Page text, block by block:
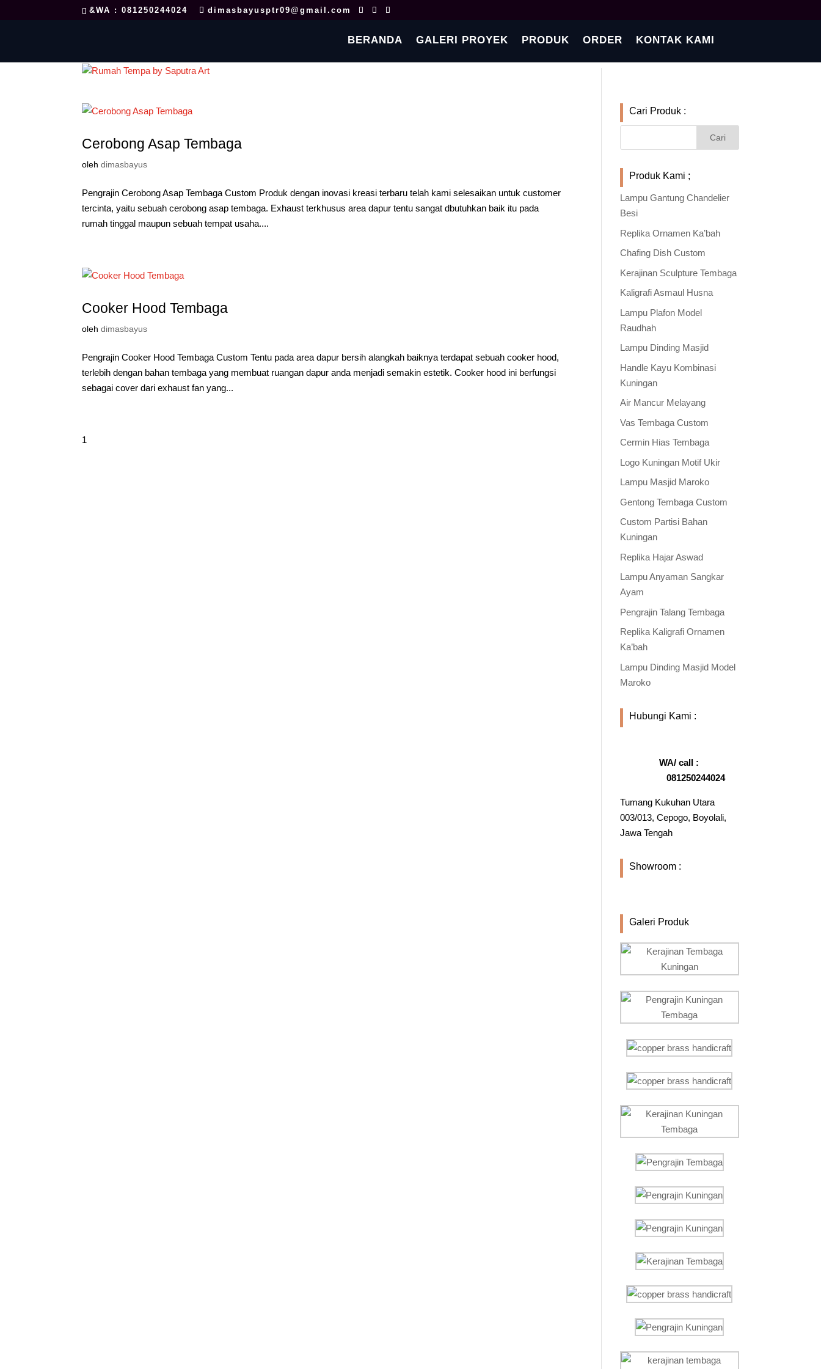
&WA : 081250244024 dimasbayusptr09@gmail.com
BERANDA GALERI PROYEK PRODUK ORDER KONTAK KAMI
Cerobong Asap Tembaga
olehdimasbayus
Pengrajin Cerobong Asap Tembaga Custom Produk dengan inovasi kreasi terbaru telah kami selesaikan untuk customer
tercinta, yaitu sebuah cerobong asap tembaga. Exhaust terkhusus area dapur tentu sangat dbutuhkan baik itu pada
rumah tinggal maupun sebuah tempat usaha....
Cooker Hood Tembaga
olehdimasbayus
Pengrajin Cooker Hood Tembaga Custom Tentu pada area dapur bersih alangkah baiknya terdapat sebuah cooker hood,
terlebih dengan bahan tembaga yang membuat ruangan dapur anda menjadi semakin estetik. Cooker hood ini berfungsi
sebagai cover dari exhaust fan yang...
1
Cari Produk :
Produk Kami ;
Lampu Gantung Chandelier
Besi
Replika Ornamen Ka’bah
Chafing Dish Custom
Kerajinan Sculpture Tembaga
Kaligrafi Asmaul Husna
Lampu Plafon Model
Raudhah
Lampu Dinding Masjid
Handle Kayu Kombinasi
Kuningan
Air Mancur Melayang
Vas Tembaga Custom
Cermin Hias Tembaga
Logo Kuningan Motif Ukir
Lampu Masjid Maroko
Gentong Tembaga Custom
Custom Partisi Bahan
Kuningan
Replika Hajar Aswad
Lampu Anyaman Sangkar
Ayam
Pengrajin Talang Tembaga
Replika Kaligrafi Ornamen
Ka’bah
Lampu Dinding Masjid Model
Maroko
Hubungi Kami :
WA/ call :
081250244024
Tumang Kukuhan Utara
003/013, Cepogo, Boyolali,
Jawa Tengah
Showroom :
Galeri Produk